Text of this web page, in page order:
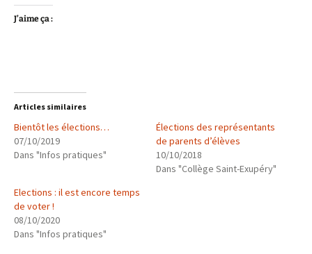
J’aime ça :
Articles similaires
Bientôt les élections…
07/10/2019
Dans "Infos pratiques"
Élections des représentants
de parents d’élèves
10/10/2018
Dans "Collège Saint-Exupéry"
Elections : il est encore temps
de voter !
08/10/2020
Dans "Infos pratiques"